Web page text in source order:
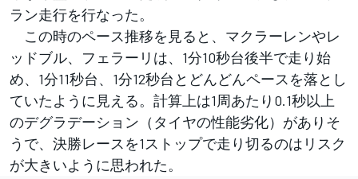
ラン走行を行なった。
この時のペース推移を見ると、マクラーレンやレ
ッドブル、フェラーリは、1分10秒台後半で走り始
め、1分11秒台、1分12秒台とどんどんペースを落とし
ていたように見える。計算上は1周あたり0.1秒以上
のデグラデーション（タイヤの性能劣化）がありそ
うで、決勝レースを1ストップで走り切るのはリスク
が大きいように思われた。